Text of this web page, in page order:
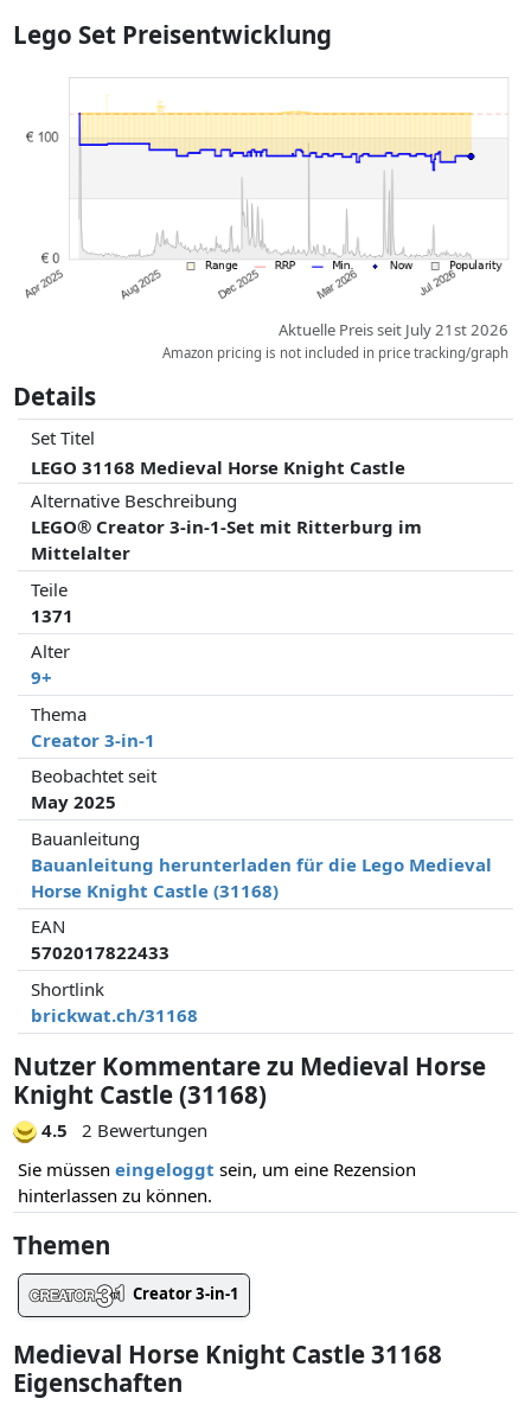
abweichen können.
geändert haben. Die Ordnung erfolgt rein nach dem Preis,
Vergütungen durch Partner haben darauf keinerlei Einfluss. Nur bei
gleichen Preisen können historische Leistungen die Ordnung
Lego Set Preisentwicklung
Aktuelle Preis seit July 21st 2026
Amazon pricing is not included in price tracking/graph
Details
Set Titel
LEGO 31168 Medieval Horse Knight Castle
Alternative Beschreibung
LEGO® Creator 3-in-1-Set mit Ritterburg im
Mittelalter
Teile
1371
Alter
9+
Thema
Creator 3-in-1
Beobachtet seit
May 2025
Bauanleitung
Bauanleitung herunterladen für die Lego Medieval
Horse Knight Castle (31168)
EAN
5702017822433
Shortlink
brickwat.ch/31168
Nutzer Kommentare zu Medieval Horse
Knight Castle (31168)
4.5
2 Bewertungen
Sie müssen eingeloggt sein, um eine Rezension
hinterlassen zu können.
Themen
Creator 3-in-1
Medieval Horse Knight Castle 31168
Eigenschaften